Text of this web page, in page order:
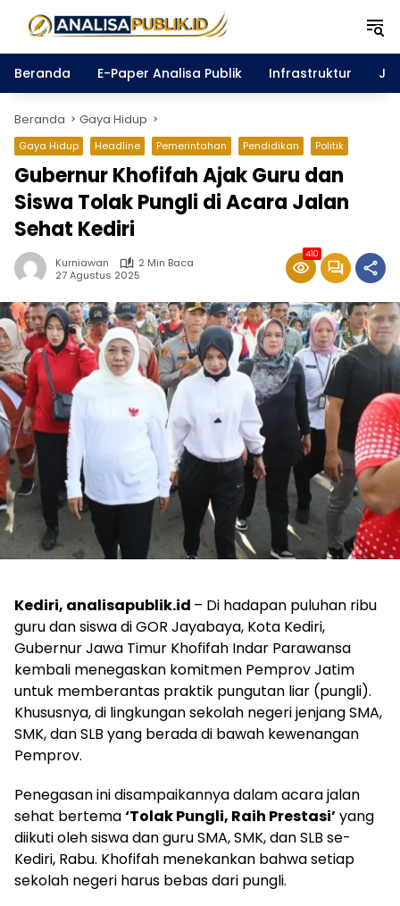
Beranda
E-Paper Analisa Publik Infrastruktur
Beranda Gaya Hidup
Gaya Hidup Headline Pemerintahan Pendidikan Politik
Gubernur Khofifah Ajak Guru dan
Siswa Tolak Pungli di Acara Jalan
Sehat Kediri
Kurniawan
2 Min Baca
27 Agustus 2025
410
Kediri, analisapublik.id – Di hadapan puluhan ribu
guru dan siswa di GOR Jayabaya, Kota Kediri,
Gubernur Jawa Timur Khofifah Indar Parawansa
kembali menegaskan komitmen Pemprov Jatim
untuk memberantas praktik pungutan liar (pungli).
Khususnya, di lingkungan sekolah negeri jenjang SMA,
SMK, dan SLB yang berada di bawah kewenangan
Pemprov.
​Penegasan ini disampaikannya dalam acara jalan
sehat bertema‘Tolak Pungli, Raih Prestasi’yang
diikuti oleh siswa dan guru SMA, SMK, dan SLB se-
Kediri, Rabu. Khofifah menekankan bahwa setiap
sekolah negeri harus bebas dari pungli.